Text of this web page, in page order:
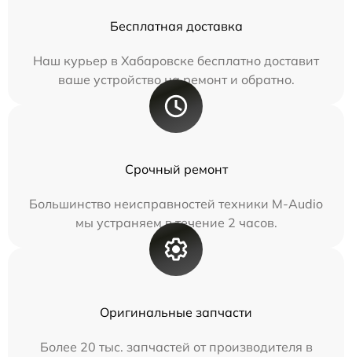
Бесплатная доставка
Наш курьер в Хабаровске бесплатно доставит
ваше устройство на ремонт и обратно.
Срочный ремонт
Большинство неисправностей техники M-Audio
мы устраняем в течение 2 часов.
Оригинальные запчасти
Более 20 тыс. запчастей от производителя в